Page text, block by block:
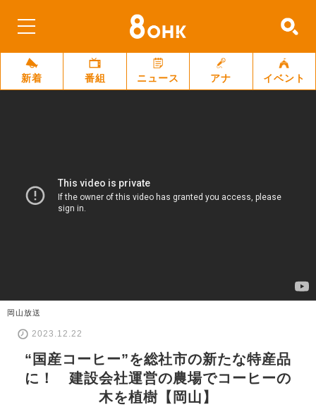
新着 番組 ニュース アナ イベント
岡山放送
2023.12.22
“国産コーヒー”を総社市の新たな特産品
に！ 建設会社運営の農場でコーヒーの
木を植樹【岡山】